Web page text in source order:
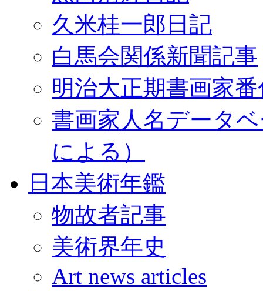
久米桂一郎日記
白馬会関係新聞記事
明治大正期書画家
書画家人名データ
による）
日本美術年鑑
物故者記事
美術界年史
Art news articles